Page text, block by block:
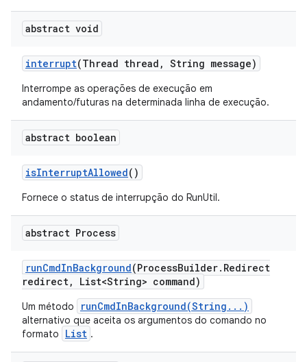
abstract void
interrupt(Thread thread , String message)
Interrompe as operações de execução em
andamento/futuras na determinada linha de execução.
abstract boolean
isInterruptAllowed()
Fornece o status de interrupção do RunUtil.
abstract Process
runCmdInBackground(ProcessBuilder. Redirect
redirect, List<String> command)
Um método runCmdInBackground(String...)
alternativo que aceita os argumentos do comando no
formato
List .